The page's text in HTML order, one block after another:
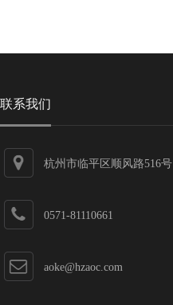
联系我们
杭州市临平区顺风路516号
0571-81110661
aoke@hzaoc.com